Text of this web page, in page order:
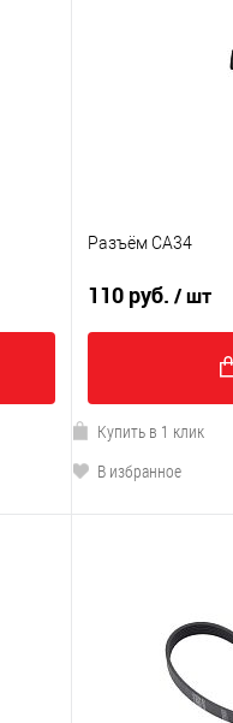
Разъём CA34
110 руб./ шт
Купить в 1 клик
В избранное